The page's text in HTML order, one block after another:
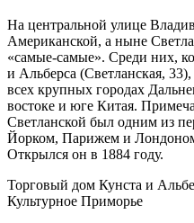
На центральной улице
Американской, а ныне
«самые-самые». Среди них,
и Альберса (Светланская,
всех крупных городах
востоке и юге Китая.
Светланской был одним из
Йорком, Парижем и
Открылся он в 1884 году.
Торговый дом Кунста и
Культурное Приморье